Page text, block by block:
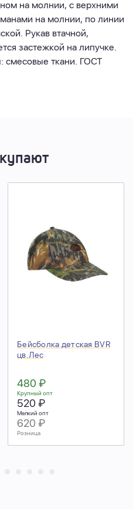
на молнии, с верхними
на молнии, по линии
Рукав втачной,
застежкой на липучке.
смесовые ткани. ГОСТ
Бейсболка детская BVR
цв.Лес
480 ₽
Крупный опт
520 ₽
Мелкий опт
620 ₽
Розница